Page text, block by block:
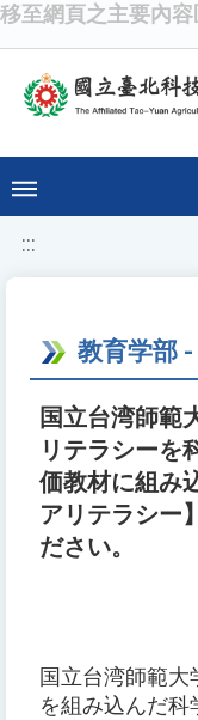
移至網頁之主要內
:::
教育学部
国立台湾師範
リテラシーを
価教材に組み
アリテラシー
ださい。
国立台湾師範
を組み込んだ